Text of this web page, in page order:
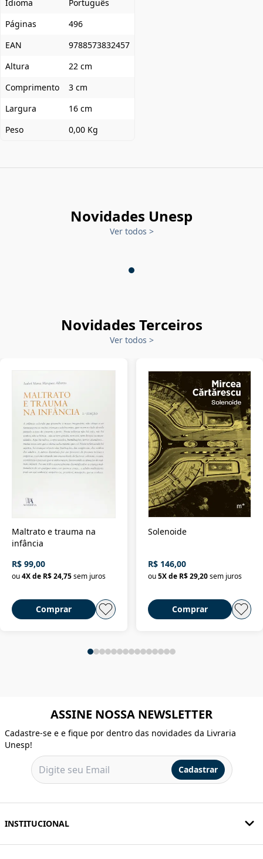
Idioma
Português
Páginas
496
EAN
9788573832457
Altura
22 cm
Comprimento
3 cm
Largura
16 cm
Peso
0,00 Kg
Novidades Unesp
Ver todos >
Novidades Terceiros
Ver todos >
Maltrato e trauma na
infância
R$ 99,00
ou4X de R$ 24,75sem juros
Comprar
Solenoide
R$ 146,00
ou 5X de R$ 29,20 sem juros
Comprar
ASSINE NOSSA NEWSLETTER
Cadastre-se e e fique por dentro das novidades da Livraria
Unesp!
Cadastrar
INSTITUCIONAL